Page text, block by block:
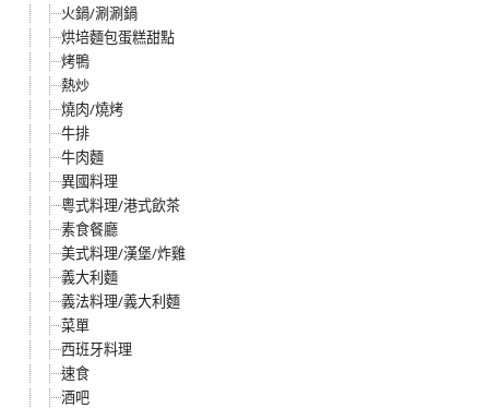
火鍋/涮涮鍋
烘培麵包蛋糕甜點
烤鴨
熱炒
燒肉/燒烤
牛排
牛肉麵
異國料理
粵式料理/港式飲茶
素食餐廳
美式料理/漢堡/炸雞
義大利麵
義法料理/義大利麵
菜單
西班牙料理
速食
酒吧